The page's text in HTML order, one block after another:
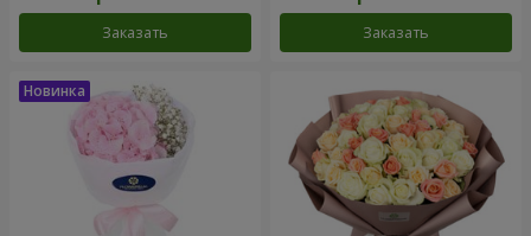
Заказать Заказать